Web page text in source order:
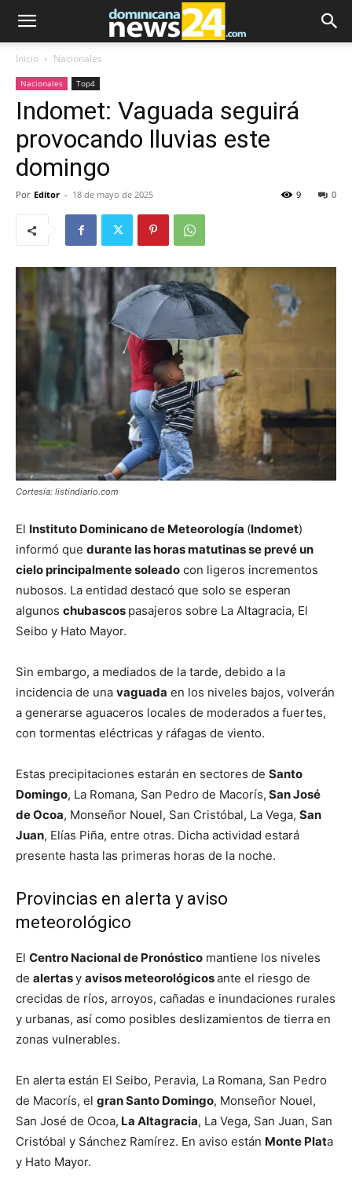
Inicio Nacionales
Nacionales Top4
Indomet: Vaguada seguirá
provocando lluvias este
domingo
Por Editor - 18 de mayo de 2025 0
9
Cortesía: listindiario.com
El Instituto Dominicano de Meteorología (Indomet)
informó que durante las horas matutinas se prevé un
cielo principalmente soleado con ligeros incrementos
nubosos. La entidad destacó que solo se esperan
algunos chubascos pasajeros sobre La Altagracia, El
Seibo y Hato Mayor.
Sin embargo, a mediados de la tarde, debido a la
incidencia de una vaguada en los niveles bajos, volverán
a generarse aguaceros locales de moderados a fuertes,
con tormentas eléctricas y ráfagas de viento.
Estas precipitaciones estarán en sectores de Santo
Domingo, La Romana, San Pedro de Macorís, San José
de Ocoa, Monseñor Nouel, San Cristóbal, La Vega, San
Juan, Elías Piña, entre otras. Dicha actividad estará
presente hasta las primeras horas de la noche.
Provincias en alerta y aviso
meteorológico
El Centro Nacional de Pronóstico mantiene los niveles
de alertasy avisos meteorológicosante el riesgo de
crecidas de ríos, arroyos, cañadas e inundaciones rurales
y urbanas, así como posibles deslizamientos de tierra en
zonas vulnerables.
En alerta están El Seibo, Peravia, La Romana, San Pedro
de Macorís, el gran Santo Domingo, Monseñor Nouel,
San José de Ocoa, La Altagracia, La Vega, San Juan, San
Cristóbal y Sánchez Ramírez. En aviso están Monte Plata
y Hato Mayor.